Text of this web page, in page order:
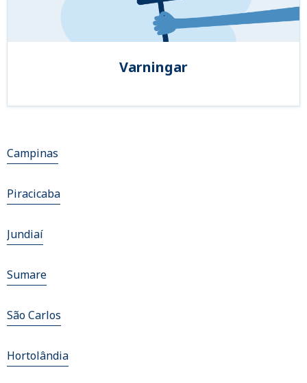
Varningar
Campinas
Piracicaba
Jundiaí
Sumare
São Carlos
Hortolândia